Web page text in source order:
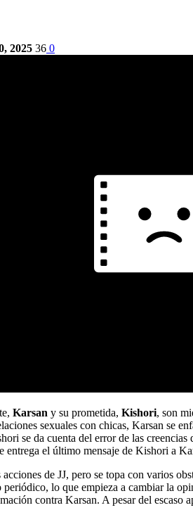
2025 36 0
Karsan y su prometida, Kishori, son
sexuales con chicas, Karsan se
se da cuenta del error de las
el último mensaje de Kishori a
de JJ, pero se topa con varios
lo que empieza a cambiar la
contra Karsan. A pesar del